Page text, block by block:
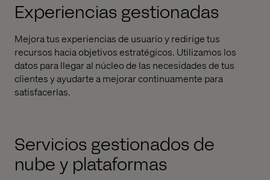
Experiencias gestionadas
Mejora tus experiencias de usuario y redirige tus
recursos hacia objetivos estratégicos. Utilizamos los
datos para llegar al núcleo de las necesidades de tus
clientes y ayudarte a mejorar continuamente para
satisfacerlas.
Servicios gestionados de
nube y plataformas